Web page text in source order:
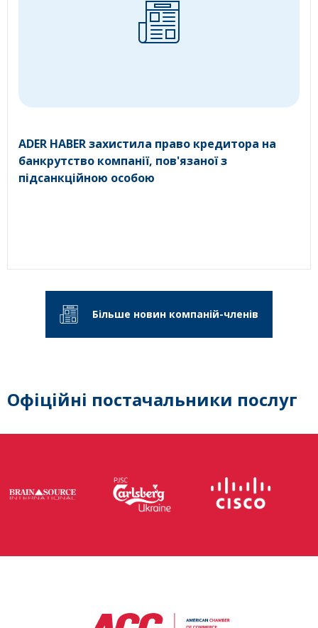
ADER HABER захистила право кредитора на
банкрутство компанії, пов'язаної з
підсанкційною особою
Більше новин компаній-членів
Офіційні постачальники послуг